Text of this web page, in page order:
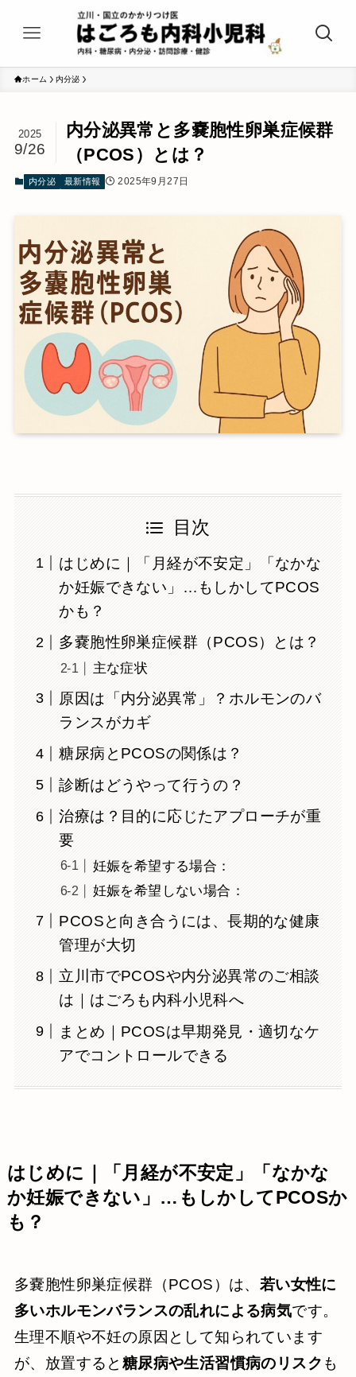
ホーム 内分泌
内分泌異常と多嚢胞性卵巣症候群
（PCOS）とは？
2025
9/26
内分泌 最新情報 2025年9月27日
目次
はじめに｜「月経が不安定」「なかな
か妊娠できない」…もしかしてPCOS
かも？
多嚢胞性卵巣症候群（PCOS）とは？
主な症状
原因は「内分泌異常」？ホルモンのバ
ランスがカギ
糖尿病とPCOSの関係は？
診断はどうやって行うの？
治療は？目的に応じたアプローチが重
要
妊娠を希望する場合：
妊娠を希望しない場合：
PCOSと向き合うには、長期的な健康
管理が大切
立川市でPCOSや内分泌異常のご相談
は｜はごろも内科小児科へ
まとめ｜PCOSは早期発見・適切なケ
アでコントロールできる
はじめに｜「月経が不安定」「なかな
か妊娠できない」…もしかしてPCOSか
も？
多嚢胞性卵巣症候群（PCOS）は、 若い女性に
多いホルモンバランスの乱れによる病気です。
生理不順や不妊の原因として知られています
が、放置すると 糖尿病や生活習慣病のリスク も